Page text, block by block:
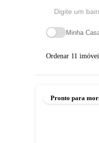
Minha
Ordenar 11
Pronto para